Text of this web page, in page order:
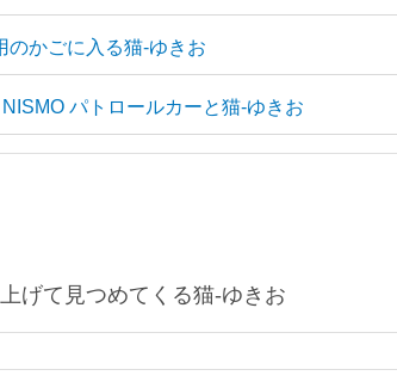
のかごに入る猫-ゆきお
パトロールカーと猫-ゆきお
げて見つめてくる猫-ゆきお